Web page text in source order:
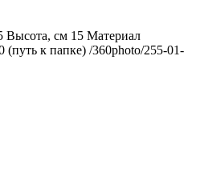
Высота, см 15 Материал
(путь к папке) /360photo/255-01-